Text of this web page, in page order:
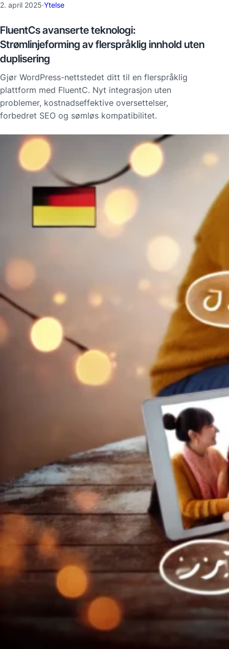
2. april 2025·Ytelse
FluentCs avanserte teknologi:
Strømlinjeforming av flerspråklig innhold uten
duplisering
Gjør WordPress-nettstedet ditt til en flerspråklig
plattform med FluentC. Nyt integrasjon uten
problemer, kostnadseffektive oversettelser,
forbedret SEO og sømløs kompatibilitet.